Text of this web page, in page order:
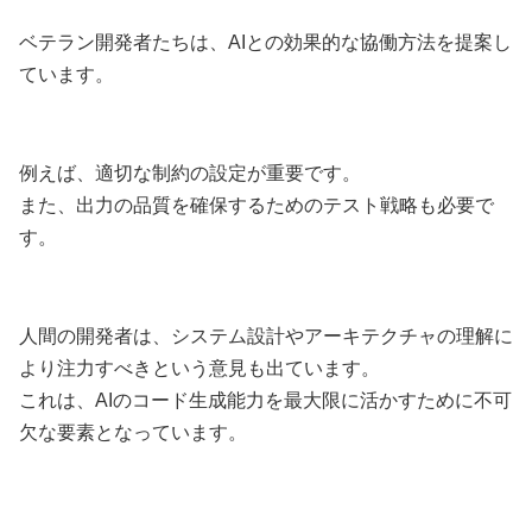
ベテラン開発者たちは、AIとの効果的な協働方法を提案し
ています。
例えば、適切な制約の設定が重要です。
また、出力の品質を確保するためのテスト戦略も必要で
す。
人間の開発者は、システム設計やアーキテクチャの理解に
より注力すべきという意見も出ています。
これは、AIのコード生成能力を最大限に活かすために不可
欠な要素となっています。